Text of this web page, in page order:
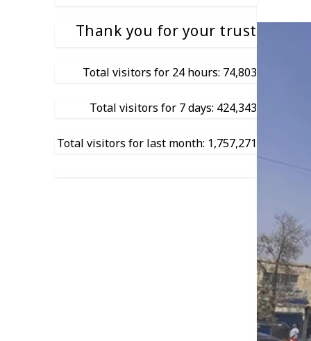
Thank you for your trust
Total visitors for 24 hours: 74,803
Total visitors for 7 days: 424,343
Total visitors for last month: 1,757,271